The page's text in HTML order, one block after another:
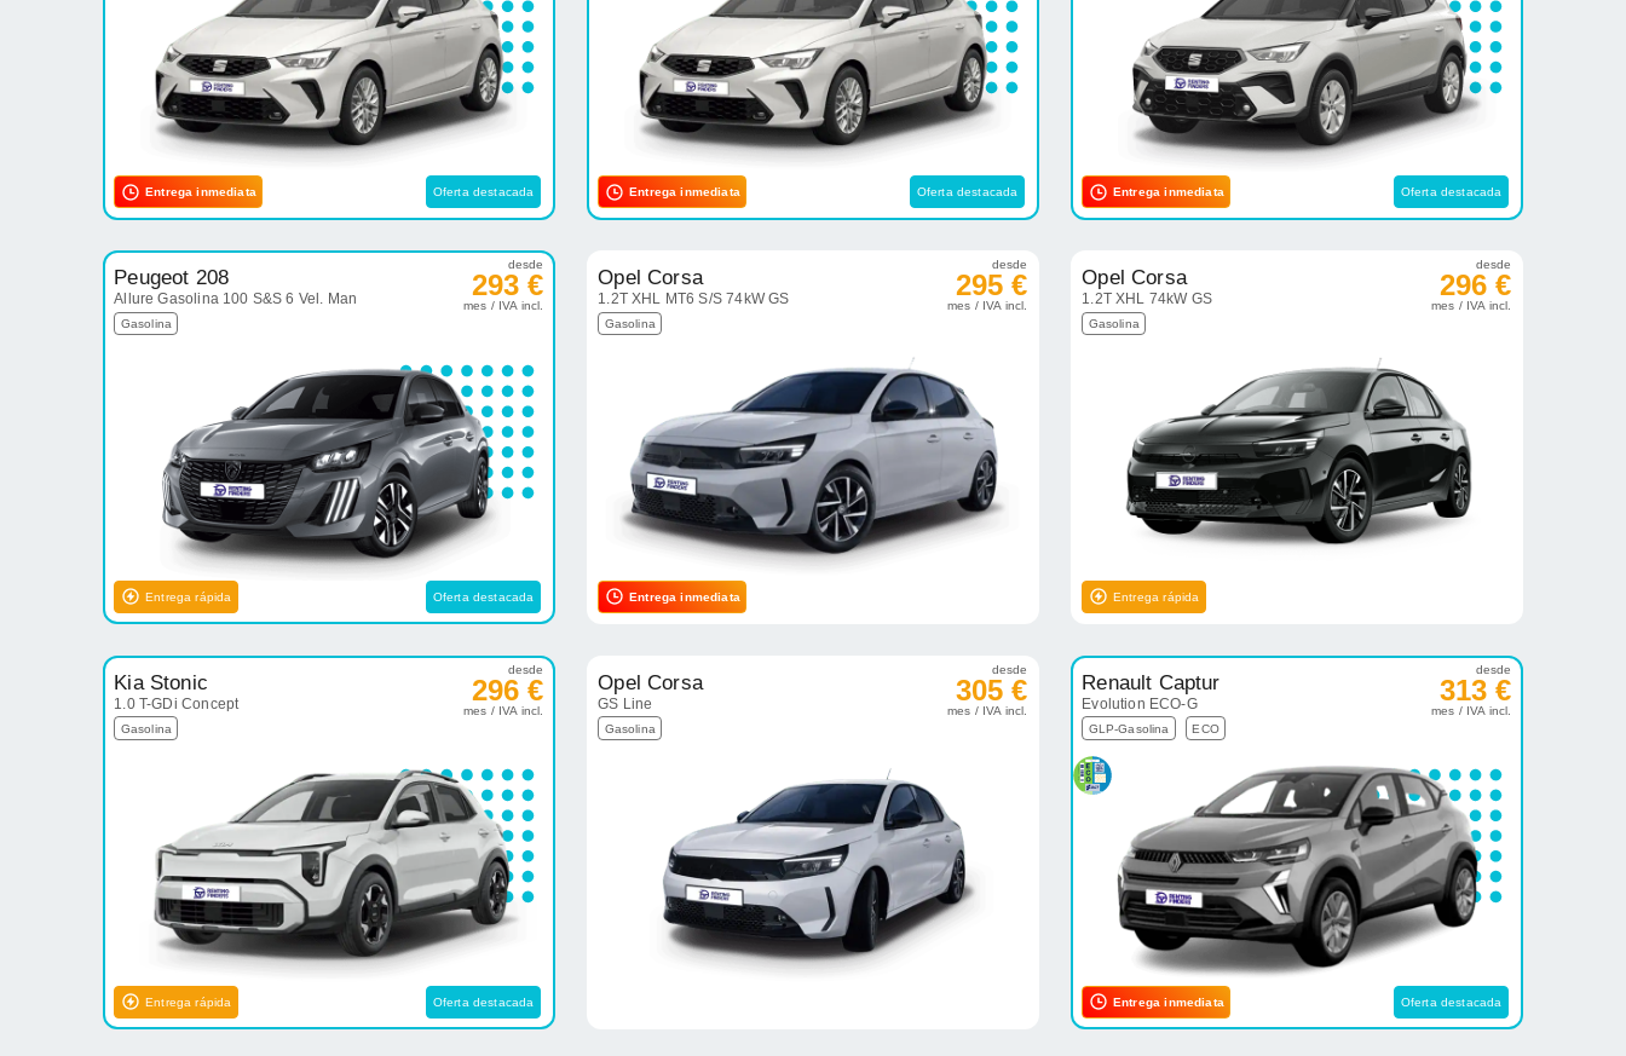
Entrega inmediata Oferta destacada Entrega inmediata Oferta destacada Entrega inmediata Oferta destacada
Peugeot 208
Allure Gasolina 100 S&S 6 Vel. Man
Gasolina
desde
293 €
mes / IVA incl.
Entrega rápida Oferta destacada
Opel Corsa
1.2T XHL MT6 S/S 74kW GS
Gasolina
desde
295 €
mes / IVA incl.
Entrega inmediata
Opel Corsa
1.2T XHL 74kW GS
Gasolina
desde
296 €
mes / IVA incl.
Entrega rápida
Kia Stonic
1.0 T-GDi Concept
Gasolina
desde
296 €
mes / IVA incl.
Entrega rápida Oferta destacada
Opel Corsa
GS Line
Gasolina
desde
305 €
mes / IVA incl.
Renault Captur
Evolution ECO-G
GLP-Gasolina ECO
desde
313 €
mes / IVA incl.
Entrega inmediata Oferta destacada